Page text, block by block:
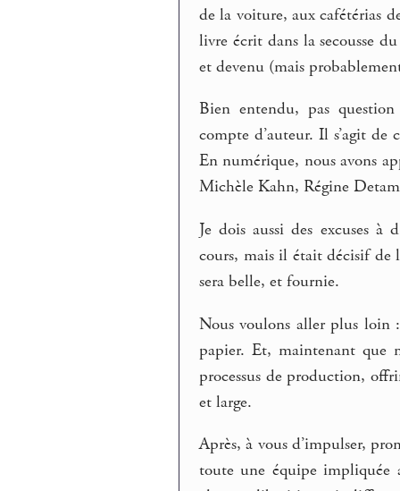
de la voiture, aux cafétérias
livre écrit dans la secousse
et devenu (mais
Bien entendu, pas
compte d’auteur. Il s’agit
En numérique, nous avons
Michèle Kahn, Régine
Je dois aussi des excuses à
cours, mais il était décisif de
sera belle, et fournie.
Nous voulons aller plus loin
papier. Et, maintenant que
processus de production,
et large.
Après, à vous d’impulser,
toute une équipe impliquée